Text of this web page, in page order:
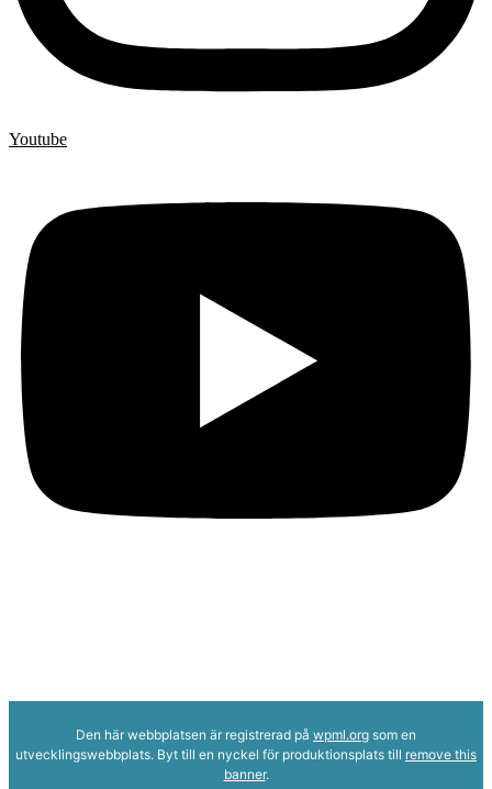
Youtube
Den här webbplatsen är registrerad på wpml.org som en
utvecklingswebbplats. Byt till en nyckel för produktionsplats till remove this
banner.